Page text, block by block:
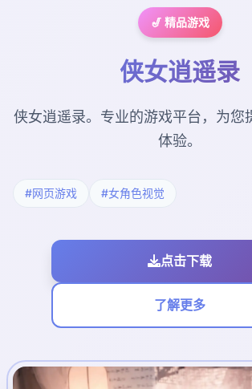
🎷 精品游戏
侠女逍遥录
侠女逍遥录。专业的游戏平台，为您
体验。
#网页游戏 #女角色视觉
点击下载
了解更多